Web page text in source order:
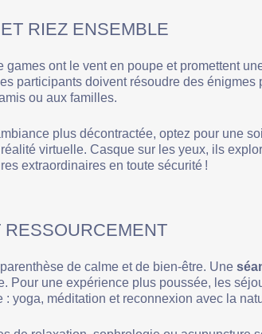
RIEZ ENSEMBLE
games ont le vent en poupe et promettent
participants doivent résoudre des énigmes
ou aux familles.
plus décontractée, optez pour une
virtuelle. Casque sur les yeux, ils
extraordinaires en toute sécurité !
RESSOURCEMENT
de calme et de bien-être. Une
Pour une expérience plus poussée, les
: yoga, méditation et reconnexion avec la